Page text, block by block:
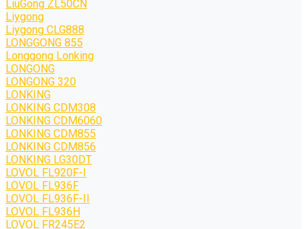
LiuGong ZL50CN
Liygong
Liygong CLG888
LONGGONG 855
Longgong Lonking
LONGONG
LONGONG 320
LONKING
LONKING CDM308
LONKING CDM6060
LONKING CDM855
LONKING CDM856
LONKING LG30DT
LOVOL FL920F-I
LOVOL FL936F
LOVOL FL936F-II
LOVOL FL936H
LOVOL FR245E2